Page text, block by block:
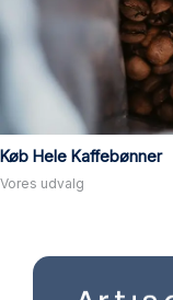
Køb Hele Kaffebønner
Vores udvalg